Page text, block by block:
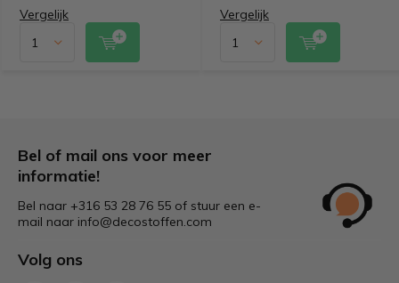
Vergelijk Vergelijk
Bel of mail ons voor meer
informatie!
Bel naar +316 53 28 76 55 of stuur een e-
mail naar info@decostoffen.com
Volg ons